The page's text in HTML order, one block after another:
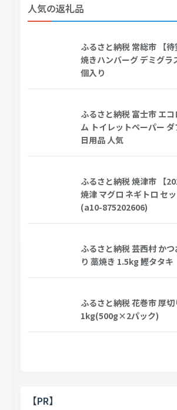
人気の返礼品
ふるさと納税 常総市 【
焼きハンバーグ デミグラ
個入り
ふるさと納税 富士市 エ
ム トイレットペーパー
日用品 人気
ふるさと納税 焼津市 【
焼津 マグロ ネギトロ セ
(a10-875202606)
ふるさと納税 芸西村 か
り 藁焼き 1.5kg 鰹タタ
ふるさと納税 花巻市 厚
1kg(500g×2パック)
【PR】